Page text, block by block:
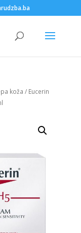
koža / Eucerin